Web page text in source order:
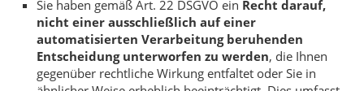
Sie haben gemäß Art. 22 DSGVO ein Recht darauf,
nicht einer ausschließlich auf einer
automatisierten Verarbeitung beruhenden
Entscheidung unterworfen zu werden, die Ihnen
gegenüber rechtliche Wirkung entfaltet oder Sie in